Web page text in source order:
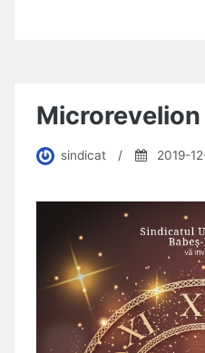
sindicat / 2019-